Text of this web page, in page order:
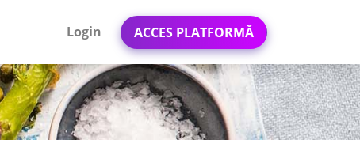
Login ACCES PLATFORMĂ